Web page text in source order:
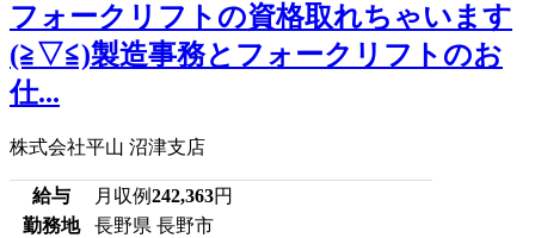
フォークリフトの資格取れちゃいます
(≧▽≦)製造事務とフォークリフトのお
仕...
株式会社平山 沼津支店
給与 月収例242,363円
勤務地
長野県 長野市